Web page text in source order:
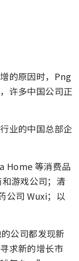
的原因时，Png
许多中国公司正
业的中国总部企
Home 等消费品
游戏公司；清
公司 Wuxi；以
公司都发现新
求新的增长市